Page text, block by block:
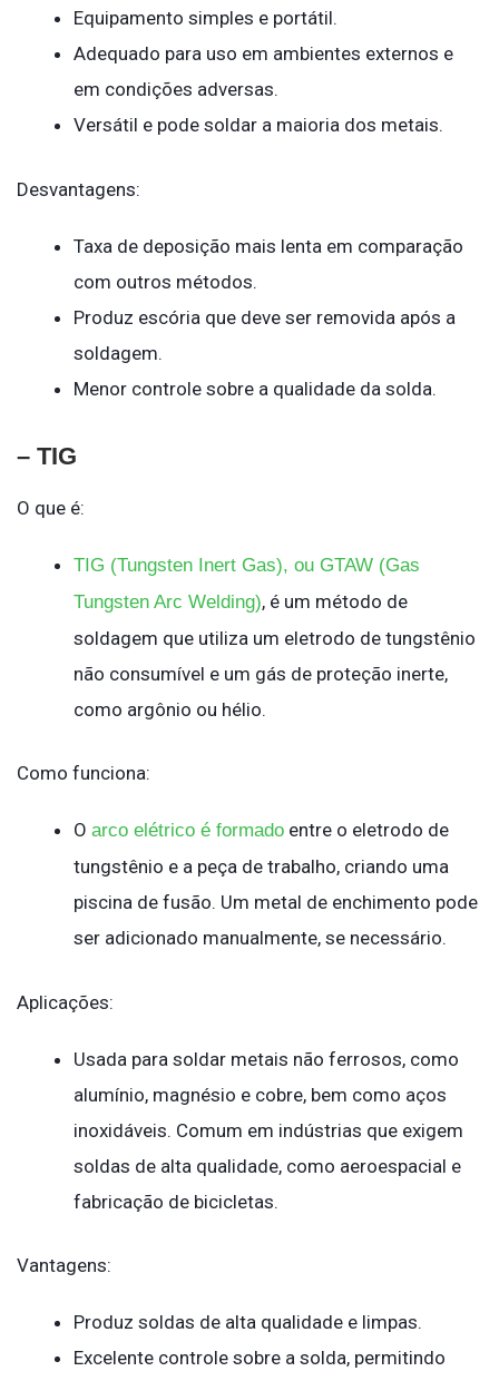
Equipamento simples e portátil.
Adequado para uso em ambientes externos e
em condições adversas.
Versátil e pode soldar a maioria dos metais.
Desvantagens:
Taxa de deposição mais lenta em comparação
com outros métodos.
Produz escória que deve ser removida após a
soldagem.
Menor controle sobre a qualidade da solda.
– TIG
O que é:
TIG (Tungsten Inert Gas), ou GTAW (Gas
Tungsten Arc Welding), é um método de
soldagem que utiliza um eletrodo de tungstênio
não consumível e um gás de proteção inerte,
como argônio ou hélio.
Como funciona:
O arco elétrico é formado entre o eletrodo de
tungstênio e a peça de trabalho, criando uma
piscina de fusão. Um metal de enchimento pode
ser adicionado manualmente, se necessário.
Aplicações:
Usada para soldar metais não ferrosos, como
alumínio, magnésio e cobre, bem como aços
inoxidáveis. Comum em indústrias que exigem
soldas de alta qualidade, como aeroespacial e
fabricação de bicicletas.
Vantagens:
Produz soldas de alta qualidade e limpas.
Excelente controle sobre a solda, permitindo